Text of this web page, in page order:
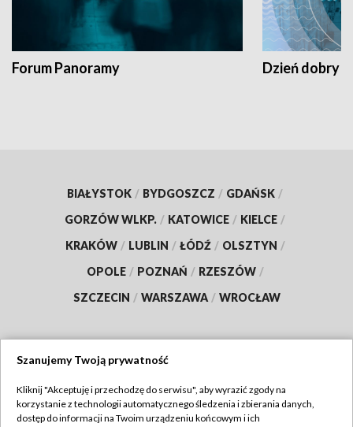
Forum Panoramy Dzień dobry
BIAŁYSTOK / BYDGOSZCZ / GDAŃSK /
GORZÓW WLKP. / KATOWICE / KIELCE /
KRAKÓW / LUBLIN / ŁÓDŹ / OLSZTYN /
OPOLE / POZNAŃ / RZESZÓW /
SZCZECIN / WARSZAWA / WROCŁAW
TVP
Szanujemy Twoją prywatność
Kliknij "Akceptuję i przechodzę do serwisu", aby wyrazić zgody na
korzystanie z technologii automatycznego śledzenia i zbierania danych,
dostęp do informacji na Twoim urządzeniu końcowym i ich